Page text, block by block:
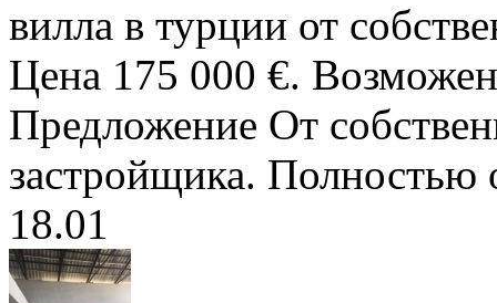
вилла в турции от
Цена 175 000 €.
Предложение От
застройщика. Полностью
18.01